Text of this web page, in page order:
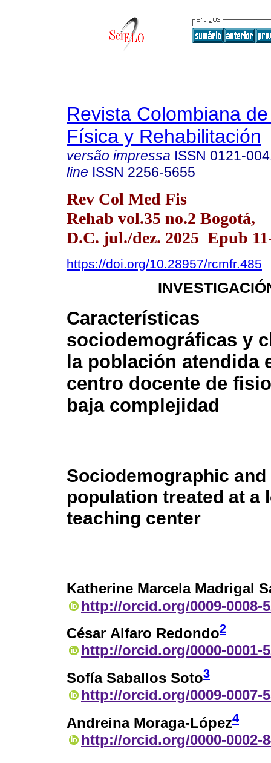
Revista Colombiana
Física y Rehabilitación
versão impressa ISSN 0121-
line ISSN 2256-5655
Rev Col Med Fis
Rehab vol.35 no.2 Bogotá,
D.C. jul./dez. 2025 Epub
https://doi.org/10.28957/rcmfr.485
Características
sociodemográficas y
la población atendida
centro docente de
baja complejidad
Sociodemographic
population treated at
teaching center
Katherine Marcela Madrigal
http://orcid.org/0009-0008-
César Alfaro Redondo2
http://orcid.org/0000-0001-
Sofía Saballos Soto3
http://orcid.org/0009-0007-
Andreina Moraga-López4
http://orcid.org/0000-0002-